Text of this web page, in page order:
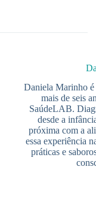
Daniela Marinho
mais de seis
SaúdeLAB.
desde a
próxima com a
essa experiência
práticas e